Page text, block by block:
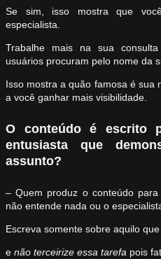
Se sim, isso mostra que
especialista.
Trabalhe mais na sua
usuários procuram pelo nome da
Isso mostra a quão famosa é sua
a você ganhar mais visibilidade.
O conteúdo é escrito
entusiasta que
assunto?
– Quem produz o conteúdo
não entende nada ou o
Escreva somente sobre aquilo
e não terceirize essa tarefa pois